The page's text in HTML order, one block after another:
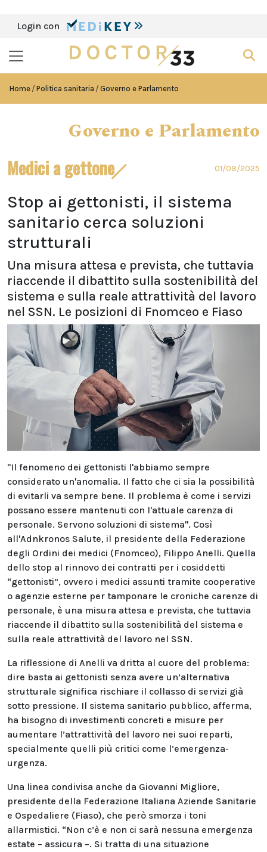
Login con
Home Politica sanitaria Governo e Parlamento
Governo e Parlamento
Medici a gettone 01/08/2025
Stop ai gettonisti, il sistema
sanitario cerca soluzioni
strutturali
Una misura attesa e prevista, che tuttavia
riaccende il dibattito sulla sostenibilità del
sistema e sulla reale attrattività del lavoro
nel SSN. Le posizioni di Fnomceo e Fiaso
"Il fenomeno dei gettonisti l'abbiamo sempre
considerato un'anomalia. Il fatto che ci sia la possibilità
di evitarli va sempre bene. Il problema è come i servizi
possano essere mantenuti con l'attuale carenza di
personale. Servono soluzioni di sistema". Così
all'Adnkronos Salute, il presidente della Federazione
degli Ordini dei medici (Fnomceo), Filippo Anelli. Quella
dello stop al rinnovo dei contratti per i cosiddetti
“gettonisti”, ovvero i medici assunti tramite cooperative
o agenzie esterne per tamponare le croniche carenze di
personale, è una misura attesa e prevista, che tuttavia
riaccende il dibattito sulla sostenibilità del sistema e
sulla reale attrattività del lavoro nel SSN.
La riflessione di Anelli va dritta al cuore del problema:
dire basta ai gettonisti senza avere un’alternativa
strutturale significa rischiare il collasso di servizi già
sotto pressione. Il sistema sanitario pubblico, afferma,
ha bisogno di investimenti concreti e misure per
aumentare l’attrattività del lavoro nei suoi reparti,
specialmente quelli più critici come l’emergenza-
urgenza.
Una linea condivisa anche da Giovanni Migliore,
presidente della Federazione Italiana Aziende Sanitarie
e Ospedaliere (Fiaso), che però smorza i toni
allarmistici. “Non c’è e non ci sarà nessuna emergenza
estate – assicura –. Si tratta di una situazione